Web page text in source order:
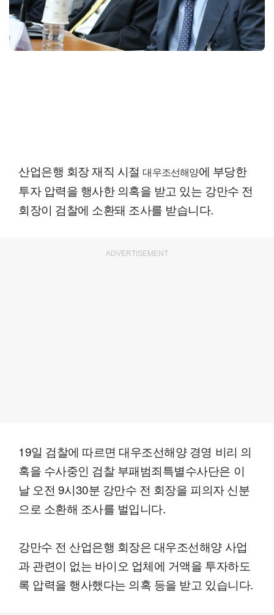
산업은행 회장 재직 시절대우조선해양에 부당한
투자 압력을 행사한 의혹을 받고 있는 강만수 전
회장이 검찰에 소환돼 조사를 받습니다.
ADVERTISEMENT
19일 검찰에 따르면 대우조선해양 경영 비리 의
혹을 수사중인 검찰 부패범죄특별수사단은 이
날 오전 9시30분 강만수 전 회장을 피의자 신분
으로 소환해 조사를 벌입니다.
강만수 전 산업은행 회장은 대우조선해양 사업
과 관련이 없는 바이오 업체에 거액을 투자하도
록 압력을 행사했다는 의혹 등을 받고 있습니다.